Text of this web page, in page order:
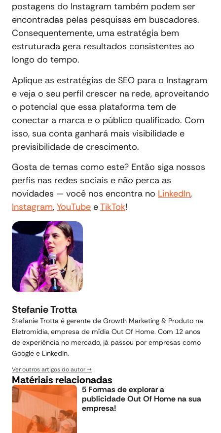
postagens do Instagram também podem ser
encontradas pelas pesquisas em buscadores.
Consequentemente, uma estratégia bem
estruturada gera resultados consistentes ao
longo do tempo.
Aplique as estratégias de SEO para o Instagram
e veja o seu perfil crescer na rede, aproveitando
o potencial que essa plataforma tem de
conectar a marca e o público qualificado. Com
isso, sua conta ganhará mais visibilidade e
previsibilidade de crescimento.
Gosta de temas como este? Então siga nossos
perfis nas redes sociais e não perca as
novidades — você nos encontra no LinkedIn,
Instagram, YouTube eTikTok!
Stefanie Trotta
Stefanie Trotta é gerente de Growth Marketing & Produto na
Eletromidia, empresa de mídia Out Of Home. Com 12 anos
de experiência no mercado, já passou por empresas como
Google e LinkedIn.
Ver outros artigos do autor
Matériais relacionadas
5 Formas de explorar a
publicidade Out Of Home na sua
empresa!